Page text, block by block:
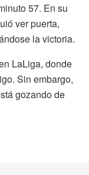
57. En su
ver puerta,
la victoria.
LaLiga, donde
Sin embargo,
gozando de